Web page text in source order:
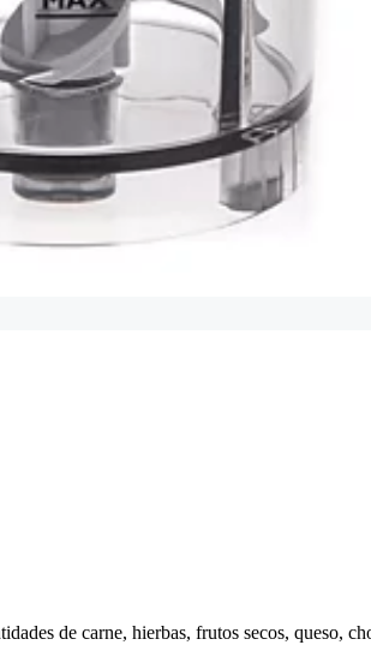
de carne, hierbas, frutos secos, queso,